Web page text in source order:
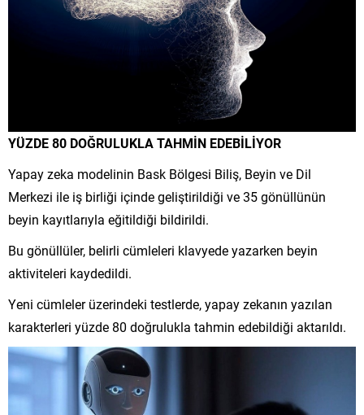
YÜZDE 80 DOĞRULUKLA TAHMİN EDEBİLİYOR
Yapay zeka modelinin Bask Bölgesi Biliş, Beyin ve Dil
Merkezi ile iş birliği içinde geliştirildiği ve 35 gönüllünün
beyin kayıtlarıyla eğitildiği bildirildi.
Bu gönüllüler, belirli cümleleri klavyede yazarken beyin
aktiviteleri kaydedildi.
Yeni cümleler üzerindeki testlerde, yapay zekanın yazılan
karakterleri yüzde 80 doğrulukla tahmin edebildiği aktarıldı.